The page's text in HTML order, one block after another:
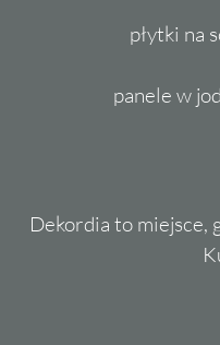
płytki na
panele w
Dekordia to miejsce,